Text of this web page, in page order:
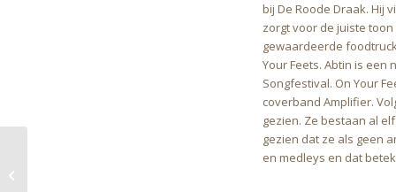
bij De Roode Draak. Hij
zorgt voor de juiste
gewaardeerde
Your Feets. Abtin is een
Songfestival. On Your
coverband Amplifier.
gezien. Ze bestaan al
gezien dat ze als geen
en medleys en dat